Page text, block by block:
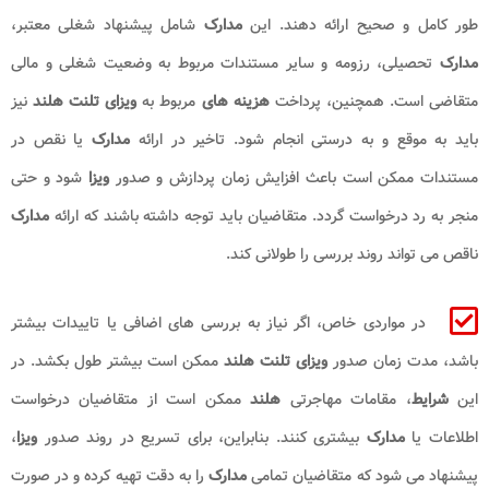
طور کامل و صحیح ارائه دهند. اینمدارک شامل پیشنهاد شغلی معتبر،
مدارک تحصیلی، رزومه و سایر مستندات مربوط به وضعیت شغلی و مالی
متقاضی است. همچنین، پرداختهزینه ‌های مربوط به ویزای تلنت هلند نیز
باید به موقع و به درستی انجام شود. تاخیر در ارائه مدارک یا نقص در
مستندات ممکن است باعث افزایش زمان پردازش و صدور ویزا شود و حتی
منجر به رد درخواست گردد. متقاضیان باید توجه داشته باشند که ارائه مدارک
ناقص می ‌تواند روند بررسی را طولانی کند.
در مواردی خاص، اگر نیاز به بررسی‌ های اضافی یا تاییدات بیشتر
باشد، مدت زمان صدور ویزای تلنت هلند ممکن است بیشتر طول بکشد. در
اینشرایط، مقامات مهاجرتی هلندممکن است از متقاضیان درخواست
اطلاعات یامدارک بیشتری کنند. بنابراین، برای تسریع در روند صدور ویزا،
پیشنهاد می ‌شود که متقاضیان تمامیمدارک را به دقت تهیه کرده و در صورت